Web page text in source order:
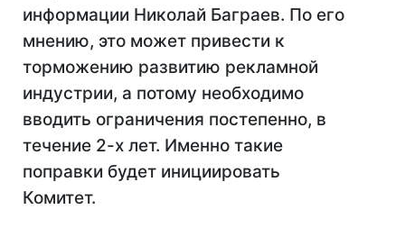
информации Николай Баграев. По его
мнению, это может привести к
торможению развитию рекламной
индустрии, а потому необходимо
вводить ограничения постепенно, в
течение 2-х лет. Именно такие
поправки будет инициировать
Комитет.